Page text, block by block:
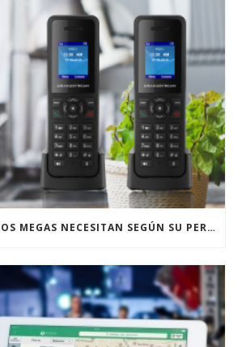
¿SABEN CUÁNTOS MEGAS NECESITAN SEGÚN SU PERFIL DE USUARIO?